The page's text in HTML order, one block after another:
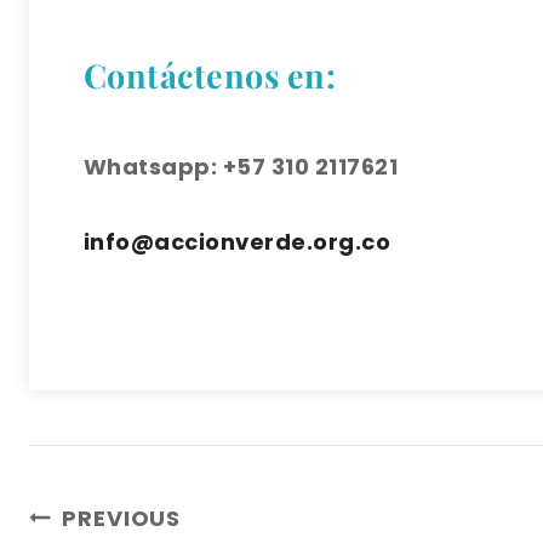
Contáctenos en:
Whatsapp: +57 310 2117621
info@accionverde.org.co
Navegación
PREVIOUS